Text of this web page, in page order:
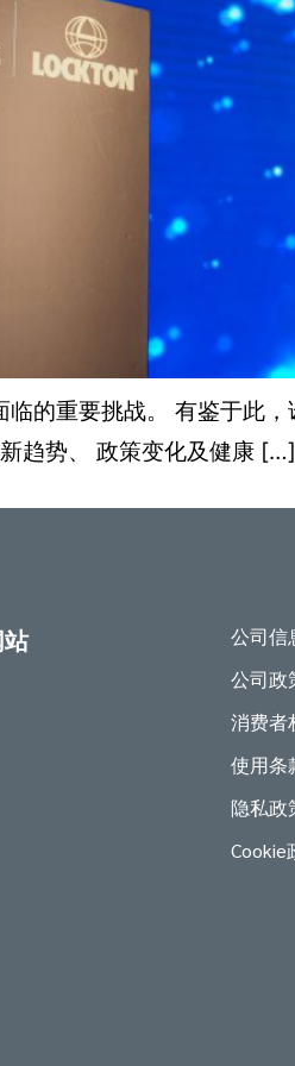
的重要挑战。 有鉴于此
趋势、 政策变化及健康 […]
公司信
公司政
消费者
使用条
隐私政
Cookie